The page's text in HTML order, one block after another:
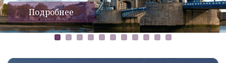
Подробнее